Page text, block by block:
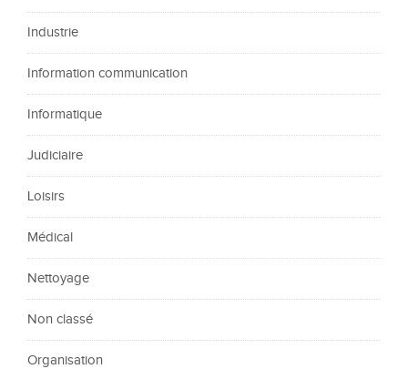
Industrie
Information communication
Informatique
Judiciaire
Loisirs
Médical
Nettoyage
Non classé
Organisation